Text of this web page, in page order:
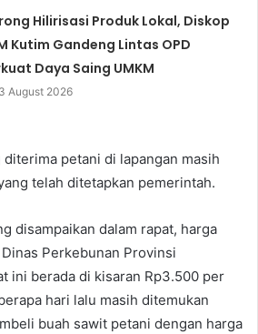
Hilirisasi Produk Lokal, Diskop
Kutim Gandeng Lintas OPD
Daya Saing UMKM
August 2026
diterima petani di lapangan masih
telah ditetapkan pemerintah.
disampaikan dalam rapat, harga
Perkebunan Provinsi
ini berada di kisaran Rp3.500 per
hari lalu masih ditemukan
buah sawit petani dengan harga